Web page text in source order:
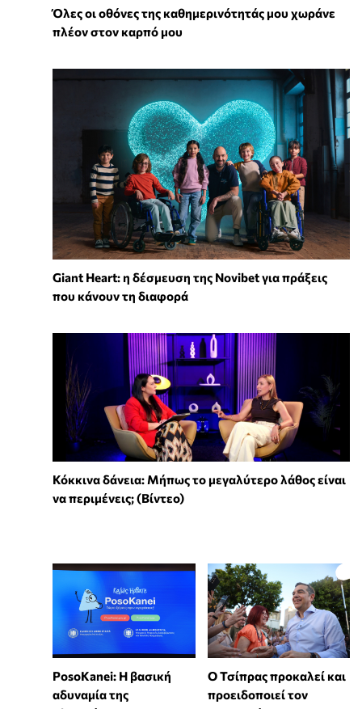
Όλες οι οθόνες της καθημερινότητάς μου χωράνε
πλέον στον καρπό μου
Giant Heart: η δέσμευση της Novibet για πράξεις
που κάνουν τη διαφορά
Κόκκινα δάνεια: Μήπως το μεγαλύτερο λάθος είναι
να περιμένεις; (Βίντεο)
PosoKanei: Η βασική
αδυναμία της
Ο Τσίπρας προκαλεί και
προειδοποιεί τον